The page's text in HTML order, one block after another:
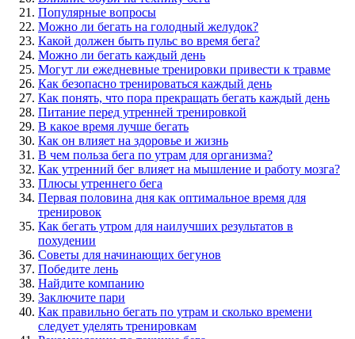
Популярные вопросы
Можно ли бегать на голодный желудок?
Какой должен быть пульс во время бега?
Можно ли бегать каждый день
Могут ли ежедневные тренировки привести к травме
Как безопасно тренироваться каждый день
Как понять, что пора прекращать бегать каждый день
Питание перед утренней тренировкой
В какое время лучше бегать
Как он влияет на здоровье и жизнь
В чем польза бега по утрам для организма?
Как утренний бег влияет на мышление и работу мозга?
Плюсы утреннего бега
Первая половина дня как оптимальное время для
тренировок
Как бегать утром для наилучших результатов в
похудении
Советы для начинающих бегунов
Победите лень
Найдите компанию
Заключите пари
Как правильно бегать по утрам и сколько времени
следует уделять тренировкам